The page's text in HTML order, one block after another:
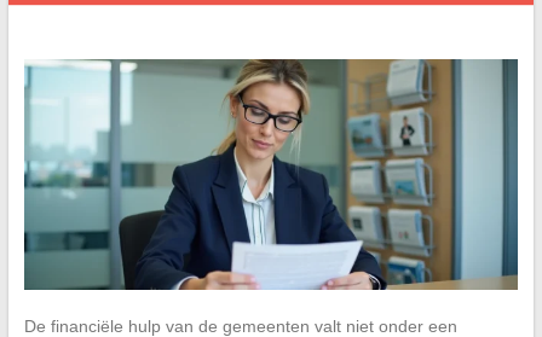
De financiële hulp van de gemeenten valt niet onder een